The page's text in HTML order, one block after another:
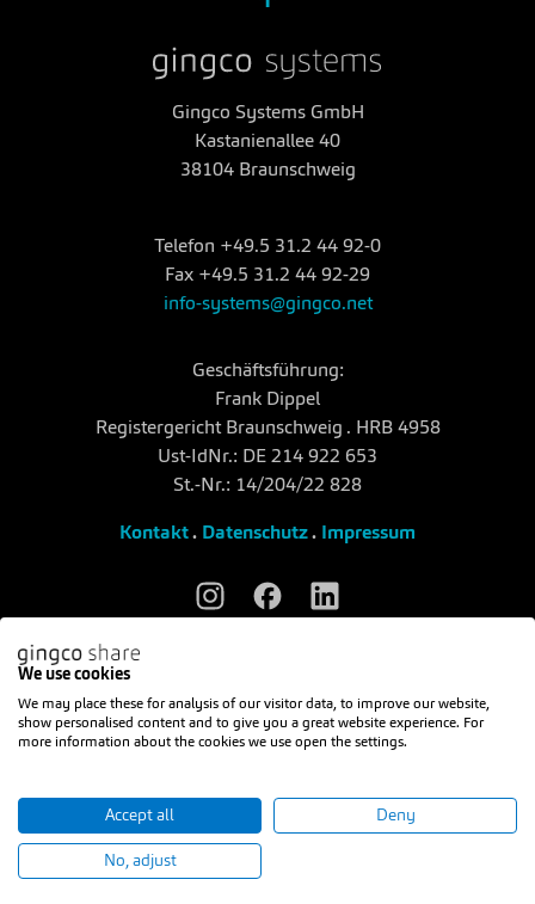
Gingco Systems GmbH
Kastanienallee 40
38104 Braunschweig
Telefon +49.5 31.2 44 92-0
Fax +49.5 31.2 44 92-29
info-systems@gingco.net
Geschäftsführung:
Frank Dippel
Registergericht Braunschweig . HRB 4958
Ust-IdNr.: DE 214 922 653
St.-Nr.: 14/204/22 828
Kontakt. Datenschutz. Impressum
We use cookies
We may place these for analysis of our visitor data, to improve our website,
show personalised content and to give you a great website experience. For
more information about the cookies we use open the settings.
Accept all Deny
No, adjust